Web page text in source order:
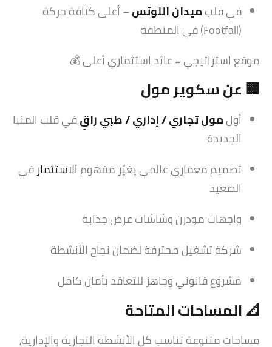
في قلبميدان اللوتس– أعلى كثافة حركة
(Footfall) في المنطقة
موقع استراتيجي = عائد استثماري أعلى 💰
🏢 عن سكوير مول
أولمول تجاري / إداري / طبي راقٍفي قلب المنيا
الجديدة
تصميم معماري عالمي يغيّر مفهومالاستثمار في
الصعيد
واجهات مودرن وشاشات عرض جذابة
شركة تشغيل محترفة لضمان نجاح الأنشطة
مشروع قانوني وجاهز للتعاقد بأمان كامل
📐 المساحات المتاحة
مساحات متنوعة تناسب كل الأنشطة التجارية والإدارية،